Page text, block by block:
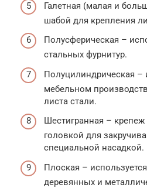
Галетная (малая и
шабой для крепления
Полусферическая –
стальных фурнитур.
Полуцилиндрическая –
мебельном
листа стали.
Шестигранная – крепеж
головкой для
специальной насадкой.
Плоская –
деревянных и